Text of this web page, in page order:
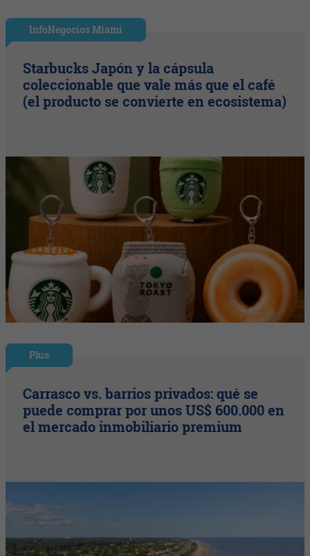
InfoNegocios Miami
Starbucks Japón y la cápsula
coleccionable que vale más que el café
(el producto se convierte en ecosistema)
Plus
Carrasco vs. barrios privados: qué se
puede comprar por unos US$ 600.000 en
el mercado inmobiliario premium